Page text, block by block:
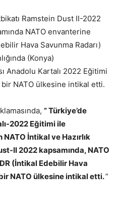
Ramstein Dust II-2022
NATO envanterine
Hava Savunma Radarı)
(Konya)
Anadolu Kartalı 2022 Eğitimi
NATO ülkesine intikal etti.
” Türkiye’de
2022 Eğitimi ile
İntikal ve Hazırlık
II 2022 kapsamında, NATO
(İntikal Edebilir Hava
NATO ülkesine intikal etti.”